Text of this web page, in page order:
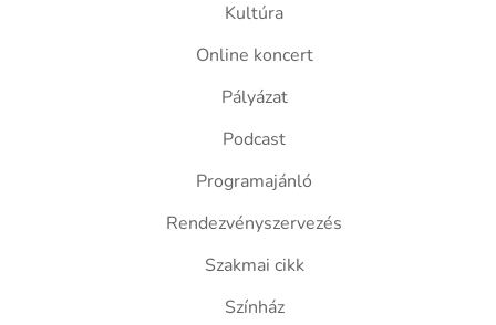
Kultúra
Online koncert
Pályázat
Podcast
Programajánló
Rendezvényszervezés
Szakmai cikk
Színház